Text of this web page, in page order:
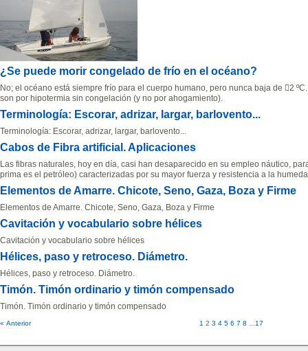
¿Se puede morir congelado de frío en el océano?
No; el océano está siempre frío para el cuerpo humano, pero nunca baja de 2
son por hipotermia sin congelación (y no por ahogamiento).
Terminología: Escorar, adrizar, largar, barlovento...
Terminología: Escorar, adrizar, largar, barlovento...
Cabos de Fibra artificial. Aplicaciones
Las fibras naturales, hoy en día, casi han desaparecido en su empleo náutico,
prima es el petróleo) caracterizadas por su mayor fuerza y resistencia a la
Elementos de Amarre. Chicote, Seno, Gaza, Boza y Firme
Elementos de Amarre. Chicote, Seno, Gaza, Boza y Firme
Cavitación y vocabulario sobre hélices
Cavitación y vocabulario sobre hélices
Hélices, paso y retroceso. Diámetro.
Hélices, paso y retroceso. Diámetro.
Timón. Timón ordinario y timón compensado
Timón. Timón ordinario y timón compensado
« Anterior 1 2 3 4 5 6 7 8 ...17